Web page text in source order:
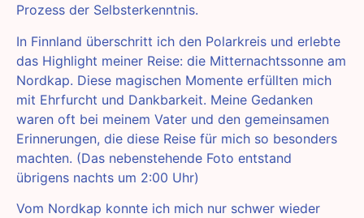
Prozess der Selbsterkenntnis.
In Finnland überschritt ich den Polarkreis und erlebte
das Highlight meiner Reise: die Mitternachtssonne am
Nordkap. Diese magischen Momente erfüllten mich
mit Ehrfurcht und Dankbarkeit. Meine Gedanken
waren oft bei meinem Vater und den gemeinsamen
Erinnerungen, die diese Reise für mich so besonders
machten. (Das nebenstehende Foto entstand
übrigens nachts um 2:00 Uhr)
Vom Nordkap konnte ich mich nur schwer wieder